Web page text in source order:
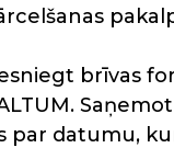
brīvas
par datumu,